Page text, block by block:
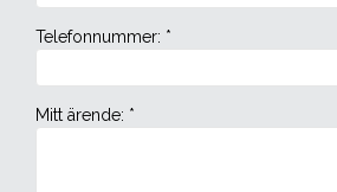
Telefonnummer: *
Mitt ärende: *